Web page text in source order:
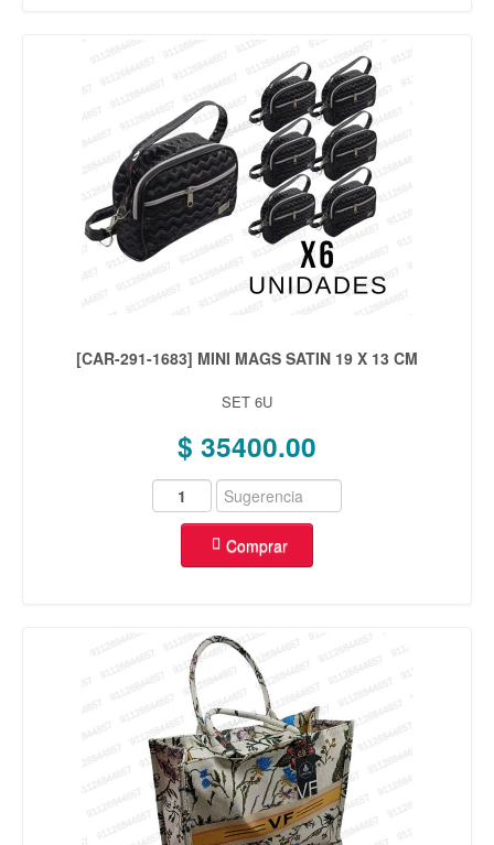
[CAR-291-1683] MINI MAGS SATIN 19 X 13 CM
SET 6U
$ 35400.00
Comprar